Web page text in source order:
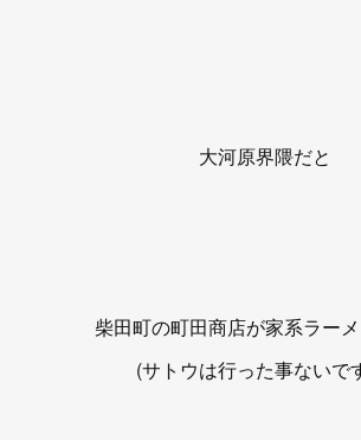
大河原界隈だと
柴田町の町田商店が家系ラー
(サトウは行った事ないで